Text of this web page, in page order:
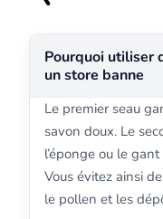
Pourquoi utiliser
un store banne
Le premier seau
savon doux. Le
l’éponge ou le
Vous évitez ainsi
le pollen et les